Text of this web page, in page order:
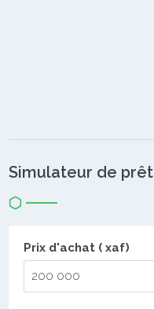
Simulateur de prêt
Prix d'achat ( xaf)